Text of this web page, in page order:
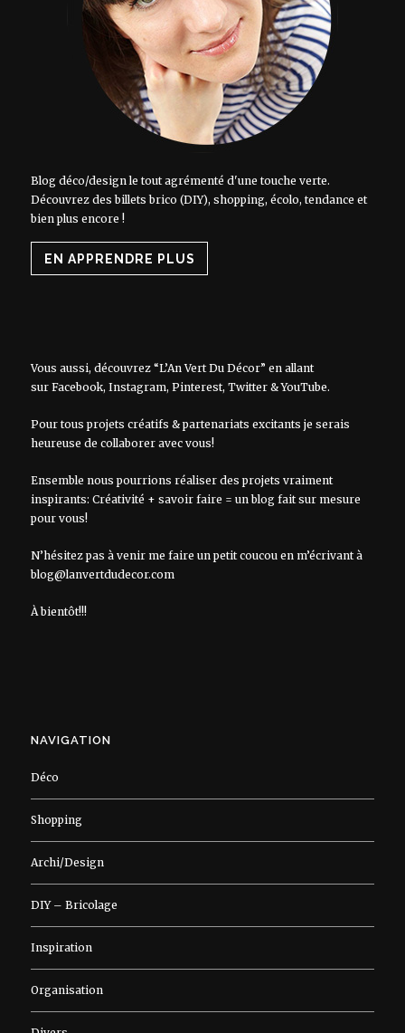
Blog déco/design le tout agrémenté d'une touche verte.
Découvrez des billets brico (DIY), shopping, écolo, tendance et
bien plus encore !
EN APPRENDRE PLUS
Vous aussi, découvrez “L’An Vert Du Décor” en allant
sur Facebook, Instagram, Pinterest, Twitter&YouTube.
Pour tous projets créatifs & partenariats excitants je serais
heureuse de collaborer avec vous!
Ensemble nous pourrions réaliser des projets vraiment
inspirants: Créativité + savoir faire = un blog fait sur mesure
pour vous!
N’hésitez pas à venir me faire un petit coucou en m’écrivant à
blog@lanvertdudecor.com
À bientôt!!!
NAVIGATION
Déco
Shopping
Archi/Design
DIY – Bricolage
Inspiration
Organisation